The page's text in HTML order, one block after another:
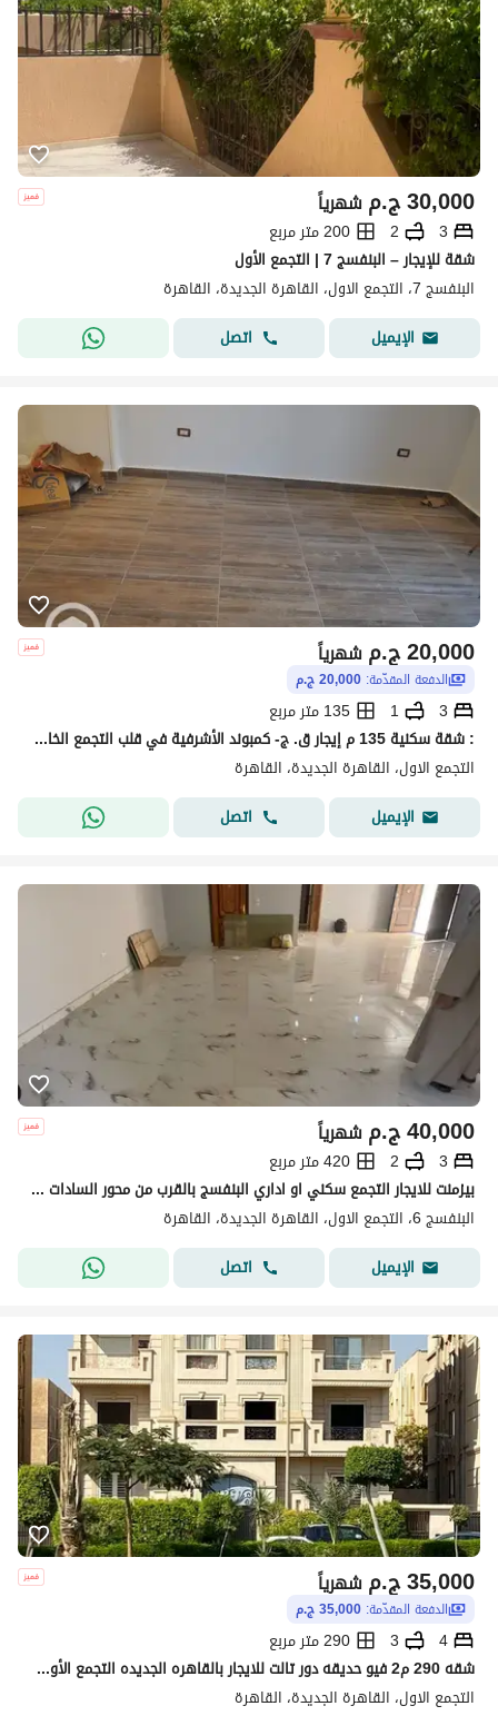
ج.م30,000 شهرياً
3
2
200 متر مربع
شقة للإيجار – البنفسج 7 | التجمع الأول
البنفسج 7، التجمع الاول، القاهرة الجديدة، القاهرة
الإيميل
اتصل
ج.م20,000 شهرياً
الدفعة المقدّمة: 20,000 ج.م
3
1
135 متر مربع
: شقة سكنية 135 م إيجار ق. ج- كمبوند الأشرفية في قلب التجمع الخامس. الكمبوند ساكن بالفعل وفي وسط منطقة حيوية جدا ووسط أرقي الكمبوندز بالتجمع الخامس مثل كمبوندز: Water Way - River Walk- Maxim Country Club - Bellagio -Fount - Emerald Park الكمبوند قريب
التجمع الاول، القاهرة الجديدة، القاهرة
الإيميل
اتصل
ج.م40,000 شهرياً
3
2
420 متر مربع
بيزمنت للايجار التجمع سكني او اداري البنفسج بالقرب من محور السادات مكيف
البنفسج 6، التجمع الاول، القاهرة الجديدة، القاهرة
الإيميل
اتصل
ج.م35,000 شهرياً
الدفعة المقدّمة: 35,000 ج.م
4
3
290 متر مربع
شقه 290 م2 فيو حديقه دور تالت للايجار بالقاهره الجديده التجمع الأول البنفسج 6
التجمع الاول، القاهرة الجديدة، القاهرة